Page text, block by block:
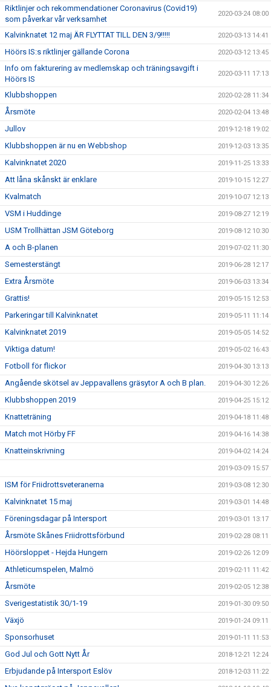
Riktlinjer och rekommendationer Coronavirus (Covid19)
som påverkar vår verksamhet
2020-03-24 08:00
Kalvinknatet 12 maj ÄR FLYTTAT TILL DEN 3/9!!!!! 2020-03-13 14:41
Höörs IS:s riktlinjer gällande Corona 2020-03-12 13:45
Info om fakturering av medlemskap och träningsavgift i
Höörs IS
2020-03-11 17:13
Klubbshoppen 2020-02-28 11:34
Årsmöte 2020-02-04 13:48
Jullov 2019-12-18 19:02
Klubbshoppen är nu en Webbshop 2019-12-03 13:35
Kalvinknatet 2020 2019-11-25 13:33
Att låna skånskt är enklare 2019-10-15 12:27
Kvalmatch 2019-10-07 12:13
VSM i Huddinge 2019-08-27 12:19
USM Trollhättan JSM Göteborg 2019-08-12 10:30
A och B-planen 2019-07-02 11:30
Semesterstängt 2019-06-28 12:17
Extra Årsmöte 2019-06-03 13:34
Grattis! 2019-05-15 12:53
Parkeringar till Kalvinknatet 2019-05-11 11:14
Kalvinknatet 2019 2019-05-05 14:52
Viktiga datum! 2019-05-02 16:43
Fotboll för flickor 2019-04-30 13:13
Angående skötsel av Jeppavallens gräsytor A och B plan. 2019-04-30 12:26
Klubbshoppen 2019 2019-04-25 15:12
Knatteträning 2019-04-18 11:48
Match mot Hörby FF 2019-04-16 14:38
Knatteinskrivning 2019-04-02 14:24
2019-03-09 15:57
ISM för Friidrottsveteranerna 2019-03-08 12:30
Kalvinknatet 15 maj 2019-03-01 14:48
Föreningsdagar på Intersport 2019-03-01 13:17
Årsmöte Skånes Friidrottsförbund 2019-02-28 08:11
Höörsloppet - Hejda Hungern 2019-02-26 12:09
Athleticumspelen, Malmö 2019-02-11 11:42
Årsmöte 2019-02-05 12:38
Sverigestatistik 30/1-19 2019-01-30 09:50
Växjö 2019-01-24 09:11
Sponsorhuset 2019-01-11 11:53
God Jul och Gott Nytt År 2018-12-21 12:24
Erbjudande på Intersport Eslöv 2018-12-03 11:22